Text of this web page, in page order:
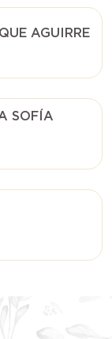
AGUIRRE
SOFÍA